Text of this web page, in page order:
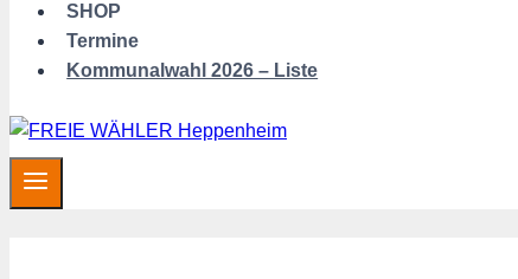
SHOP
Termine
Kommunalwahl 2026 – Liste